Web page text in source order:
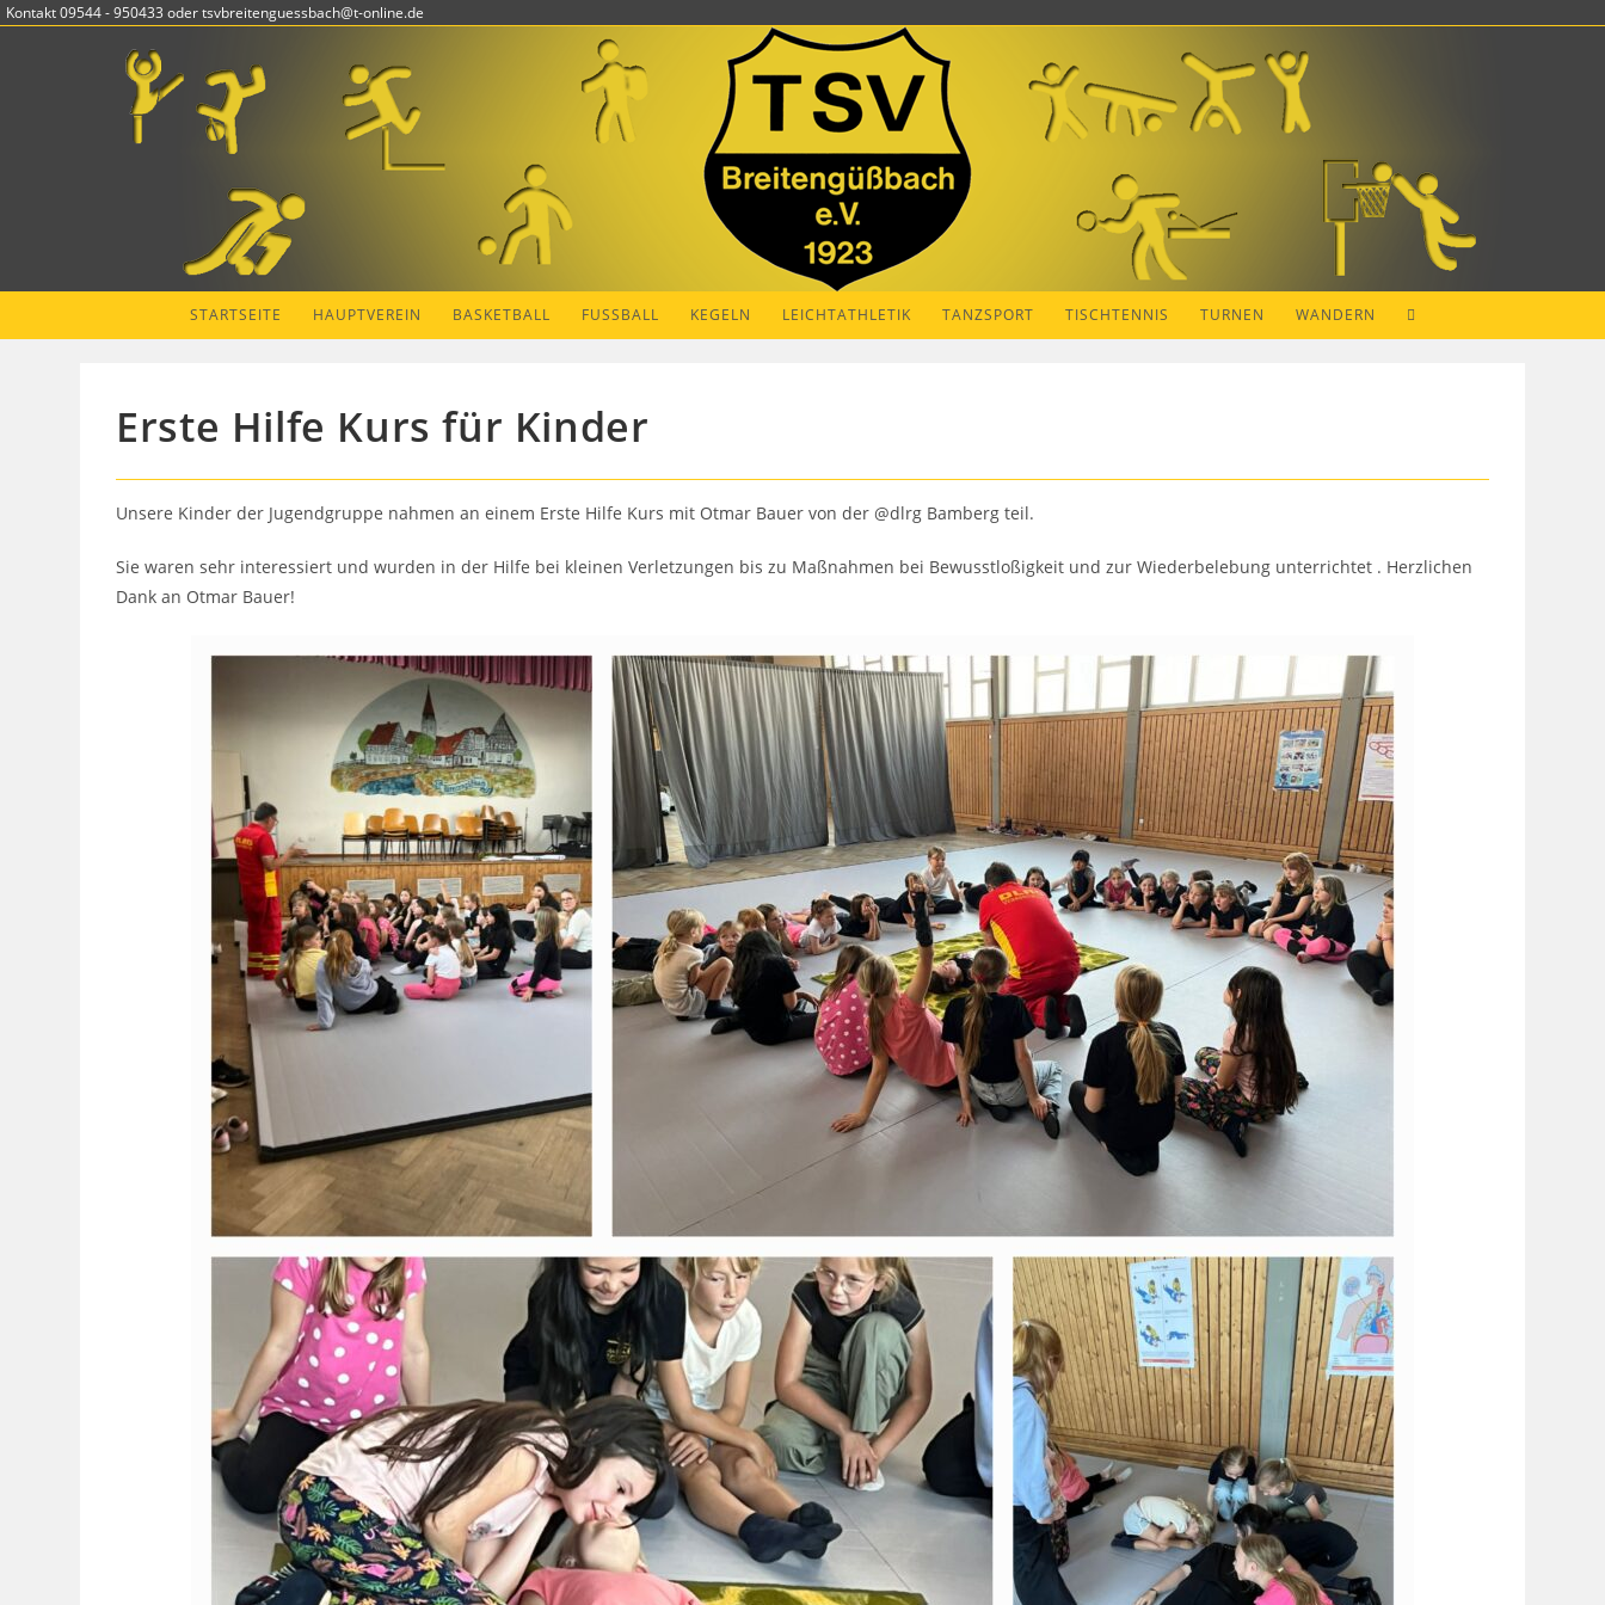
Zum
Kontakt 09544 - 950433 oder tsvbreitenguessbach@t-online.de
STARTSEITE HAUPTVEREIN BASKETBALL FUSSBALL KEGELN LEICHTATHLETIK TANZSPORT TISCHTENNIS TURNEN WANDERN WEBSITE-
Erste Hilfe Kurs für Kinder
Unsere Kinder der Jugendgruppe nahmen an einem Erste Hilfe Kurs mit Otmar Bauer von der @dlrg Bamberg teil.
Sie waren sehr interessiert und wurden in der Hilfe bei kleinen Verletzungen bis zu Maßnahmen bei Bewusstloßigkeit und zur Wiederbelebung unterrichtet . Herzlichen
Dank an Otmar Bauer!